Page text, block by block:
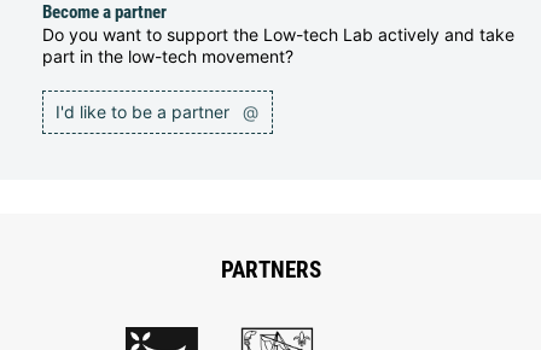
Become a partner
Do you want to support the Low-tech Lab actively and take
part in the low-tech movement?
I'd like to be a partner @
PARTNERS